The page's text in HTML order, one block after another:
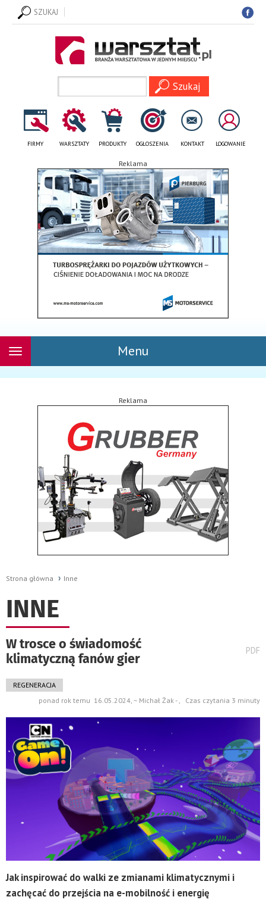
SZUKAJ
FIRMY WARSZTATY PRODUKTY OGŁOSZENIA KONTAKT LOGOWANIE
Reklama
Menu
Rozwiń
Reklama
Strona główna Inne
INNE
W trosce o świadomość
klimatyczną fanów gier
PDF
REGENERACJA
ponad rok temu 16.05.2024, ~ Michał Żak - , Czas czytania 3 minuty
Jak inspirować do walki ze zmianami klimatycznymi i
zachęcać do przejścia na e-mobilność i energię